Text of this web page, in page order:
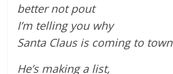
better not pout
I’m telling you why
Santa Claus is coming to town
He’s making a list,